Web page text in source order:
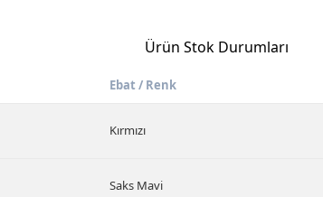
Ürün Stok Durumları
Ebat / Renk
Kırmızı
Saks Mavi